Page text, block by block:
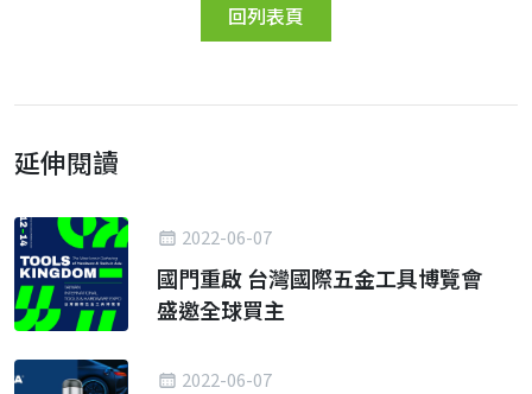
回列表頁
延伸閱讀
2022-06-07
國門重啟 台灣國際五金工具博覽會
盛邀全球買主
2022-06-07